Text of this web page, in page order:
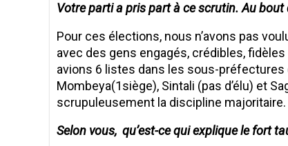
Votre parti a pris part à ce scrutin. Au bout
Pour ces élections, nous n’avons pas
avec des gens engagés, crédibles, fidèles
avions 6 listes dans les sous-préfectures
Mombeya(1siège), Sintali (pas d’élu) et
scrupuleusement la discipline majoritaire.
Selon vous, qu’est-ce qui explique le fort